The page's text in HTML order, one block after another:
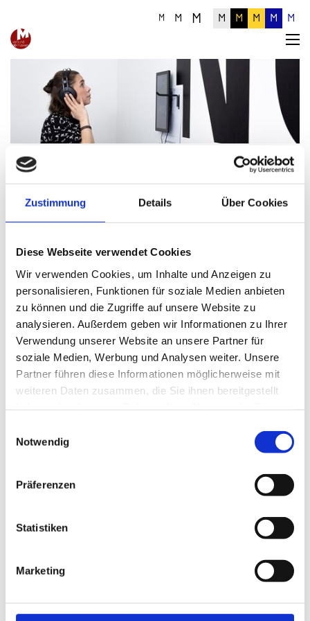
Zustimmung Details Über Cookies
Diese Webseite verwendet Cookies
Wir verwenden Cookies, um Inhalte und Anzeigen zu
personalisieren, Funktionen für soziale Medien anbieten
zu können und die Zugriffe auf unsere Website zu
analysieren. Außerdem geben wir Informationen zu Ihrer
Verwendung unserer Website an unsere Partner für
soziale Medien, Werbung und Analysen weiter. Unsere
Partner führen diese Informationen möglicherweise mit
weiteren Daten zusammen, die Sie ihnen bereitgestellt
Notwendig
Präferenzen
Statistiken
Marketing
M M M M M M M M
Museumsinfoblatt Nr. 01/02/2018
Neue Dauerausstellung im Museum Arbeitswelt
Arbeit ist unsichtbar
Tagungen & Veranstaltungen 2018
Eröffnung der Herrinnenhalle von Mitterkirchen
Luxus im Alltag - Ziviles Leben im römischen Wels
Römermuseum Altheim neu
Ausstellungen in Oberösterreich zum Gedenkjahr 2018
Zeitensprünge. Jugend Einst & Jetzt.
100 Jahre Oberösterreich
Die Eisenbahngeschichte der 8er Jahre von 1818 bis 2018
Ein oberösterreichweiter Veranstaltungskalender
Karte Museen und Sammlungen in Oberösterreich auf einen
Rettung und Neu-Präsentation des OÖ. Pramtal
Aktionswoche INTERNATIONALER MUSEUMSTAG IN OÖ.